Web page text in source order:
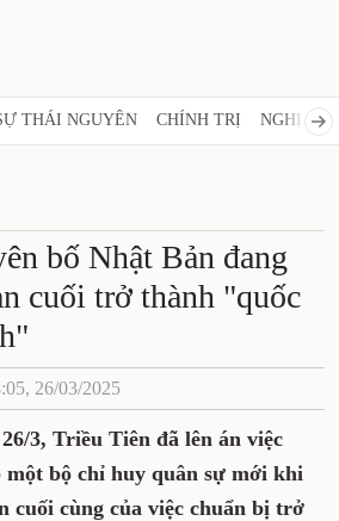
THÁI NGUYÊN CHÍNH TRỊ NGHỊ
bố Nhật Bản đang
cuối trở thành "quốc
26/03/2025
3, Triều Tiên đã lên án việc
bộ chỉ huy quân sự mới khi
cuối cùng của việc chuẩn bị trở